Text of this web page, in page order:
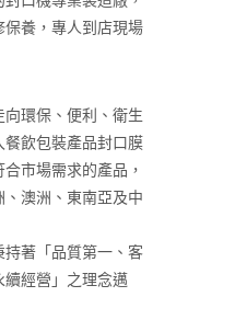
養，專人到店現場
環保、便利、衛生
餐飲包裝產品封口膜
市場需求的產品，
澳洲、東南亞及中
著「品質第一、客
續經營」之理念邁